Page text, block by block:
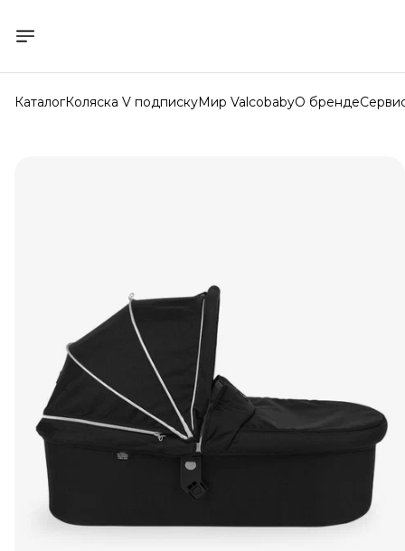
КаталогКоляска V подпискуМир ValcobabyО бренде